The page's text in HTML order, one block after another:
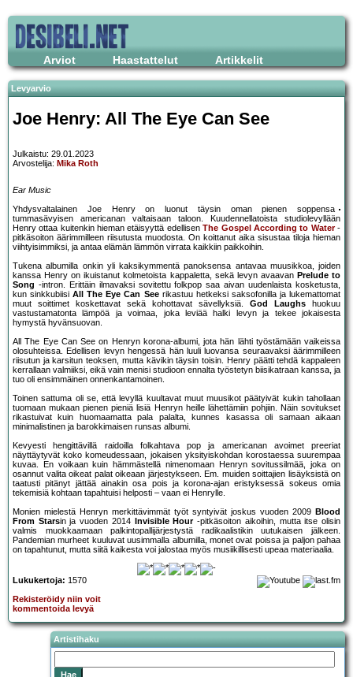
Arviot Haastattelut Artikkelit
Levyarvio
Joe Henry: All The Eye Can See
Julkaistu: 29.01.2023
Arvostelija: Mika Roth
Ear Music
Yhdysvaltalainen Joe Henry on luonut täysin oman pienen soppensa
tummasävyisen americanan valtaisaan taloon. Kuudennellatoista studiolevyllään
Henry ottaa kuitenkin hieman etäisyyttä edellisenThe Gospel According to Water-
pitkäsoiton äärimmilleen riisutusta muodosta. On koittanut aika sisustaa tiloja hieman
viihtyisimmiksi, ja antaa elämän lämmön virrata kaikkiin paikkoihin.
Tukena albumilla onkin yli kaksikymmentä panoksensa antavaa muusikkoa, joiden
kanssa Henry on ikuistanut kolmetoista kappaletta, sekä levyn avaavan Prelude to
Song -intron. Erittäin ilmavaksi sovitettu folkpop saa aivan uudenlaista kosketusta,
kun sinkkubiisiAll The Eye Can Seerikastuu hetkeksi saksofonilla ja lukemattomat
muut soittimet koskettavat sekä kohottavat sävellyksiä. God Laughs huokuu
vastustamatonta lämpöä ja voimaa, joka leviää halki levyn ja tekee jokaisesta
hymystä hyvänsuovan.
All The Eye Can See on Henryn korona-albumi, jota hän lähti työstämään vaikeissa
olosuhteissa. Edellisen levyn hengessä hän luuli luovansa seuraavaksi äärimmilleen
riisutun ja karsitun teoksen, mutta kävikin täysin toisin. Henry päätti tehdä kappaleen
kerrallaan valmiiksi, eikä vain menisi studioon ennalta työstetyn biisikatraan kanssa, ja
tuo oli ensimmäinen onnenkantamoinen.
Toinen sattuma oli se, että levyllä kuultavat muut muusikot päätyivät kukin tahollaan
tuomaan mukaan pienen pieniä lisiä Henryn heille lähettämiin pohjiin. Näin sovitukset
rikastuivat kuin huomaamatta pala palalta, kunnes kasassa oli samaan aikaan
minimalistinen ja barokkimaisen runsas albumi.
Kevyesti hengittävillä raidoilla folkahtava pop ja americanan avoimet preeriat
näyttäytyvät koko komeudessaan, jokaisen yksityiskohdan korostaessa suurempaa
kuvaa. En voikaan kuin hämmästellä nimenomaan Henryn sovitussilmää, joka on
osannut valita oikeat palat oikeaan järjestykseen. Em. muiden soittajien lisäyksistä on
taatusti pitänyt jättää ainakin osa pois ja korona-ajan eristyksessä sokeus omia
tekemisiä kohtaan tapahtuisi helposti – vaan ei Henrylle.
Monien mielestä Henryn merkittävimmät työt syntyivät joskus vuoden 2009 Blood
From Starsin ja vuoden 2014 Invisible Hour-pitkäsoiton aikoihin, mutta itse olisin
valmis muokkaamaan palkintopallijärjestystä radikaalistikin uutukaisen jälkeen.
Pandemian murheet kuuluvat uusimmalla albumilla, monet ovat poissa ja paljon pahaa
on tapahtunut, mutta siitä kaikesta voi jalostaa myös musiikillisesti upeaa materiaalia.
Lukukertoja: 1570
Rekisteröidy niin voit
kommentoida levyä
Artistihaku